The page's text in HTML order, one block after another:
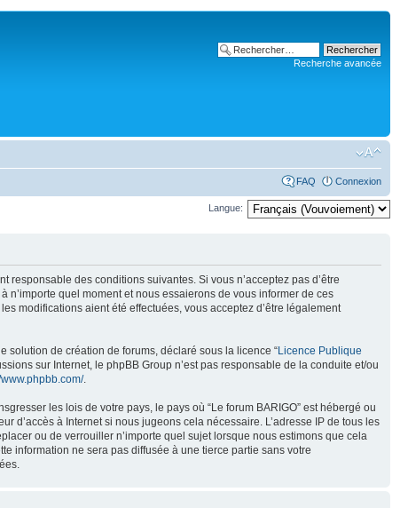
Recherche avancée
FAQ Connexion
Langue:
responsable des conditions suivantes. Si vous n’acceptez pas d’être
quel moment et nous essaierons de vous informer de ces
modifications aient été effectuées, vous acceptez d’être légalement
solution de création de forums, déclaré sous la licence “Licence Publique
sur Internet, le phpBB Group n’est pas responsable de la conduite et/ou
.
les lois de votre pays, le pays où “Le forum BARIGO” est hébergé ou
d’accès à Internet si nous jugeons cela nécessaire. L’adresse IP de tous les
ou de verrouiller n’importe quel sujet lorsque nous estimons que cela
information ne sera pas diffusée à une tierce partie sans votre